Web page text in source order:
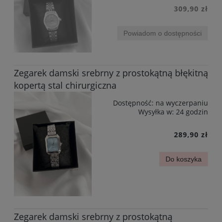
309,90 zł
Powiadom o dostępności
Zegarek damski srebrny z prostokątną błękitną
kopertą stal chirurgiczna
Dostępność: na wyczerpaniu
Wysyłka w: 24 godzin
289,90 zł
Do koszyka
Zegarek damski srebrny z prostokątną